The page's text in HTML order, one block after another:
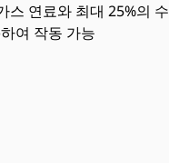
스 연료와 최대 25%의 수
여 작동 가능